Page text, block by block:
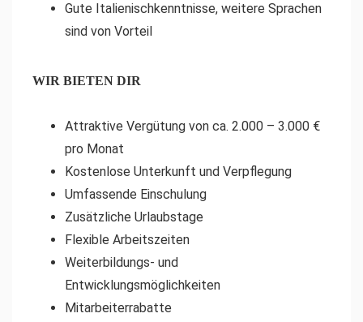
Gute Italienischkenntnisse, weitere Sprachen
sind von Vorteil
WIR BIETEN DIR
Attraktive Vergütung von ca. 2.000 – 3.000 €
pro Monat
Kostenlose Unterkunft und Verpflegung
Umfassende Einschulung
Zusätzliche Urlaubstage
Flexible Arbeitszeiten
Weiterbildungs- und
Entwicklungsmöglichkeiten
Mitarbeiterrabatte